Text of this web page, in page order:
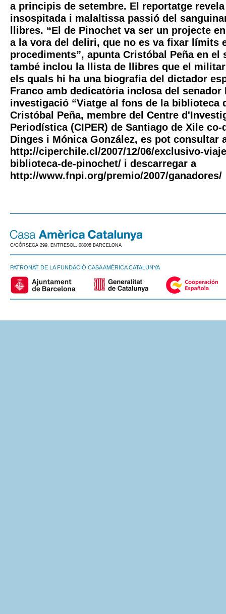
a principis de setembre. El reportatge
insospitada i malaltissa passió del
llibres. “El de Pinochet va ser un projecte
a la vora del deliri, que no es va fixar límits
procediments”, apunta Cristóbal Peña en el
també inclou la llista de llibres que el
els quals hi ha una biografia del dictador
Franco amb dedicatòria inclosa del senador
investigació “Viatge al fons de la biblioteca
Cristóbal Peña, membre del Centre
Periodística (CIPER) de Santiago de Xile
Dinges i Mónica González, es pot consultar
http://ciperchile.cl/2007/12/06/exclusivo-
biblioteca-de-pinochet/ i descarregar a
http://www.fnpi.org/premio/2007/ganadores/
C/CÒRSEGA 299, ENTRESOL. 08008 BARCELONA
PATRONAT DE LA FUNDACIÓ CASA AMÈRICA CATALUNYA